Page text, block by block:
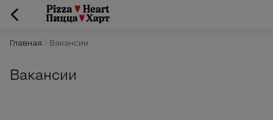
Главная Вакансии
Вакансии